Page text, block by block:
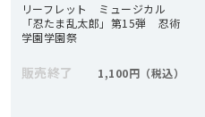
リーフレット ミュージカル
「忍たま乱太郎」第15弾 忍術
学園学園祭
販売終了
1,100円